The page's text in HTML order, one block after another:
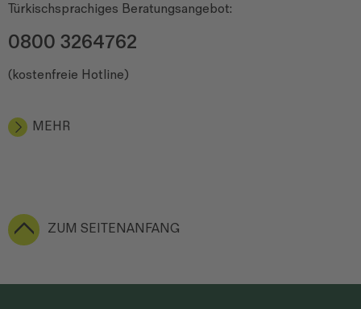
Türkischsprachiges Beratungsangebot:
0800 3264762
(kostenfreie Hotline)
MEHR
ZUM SEITENANFANG